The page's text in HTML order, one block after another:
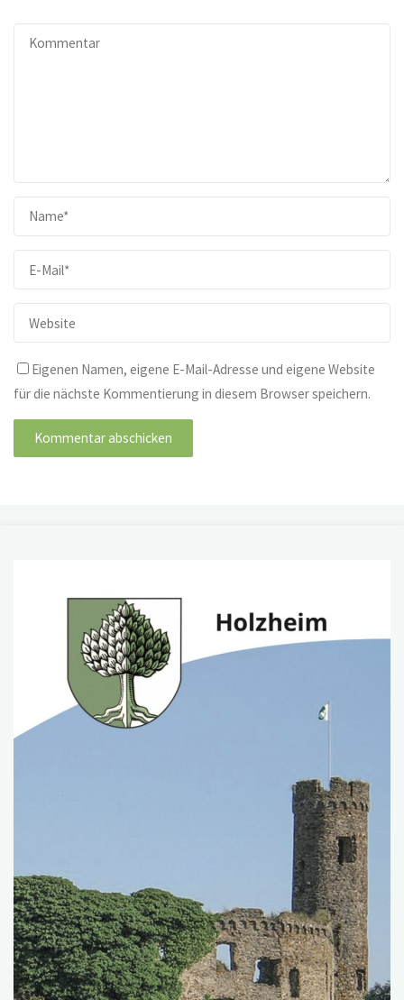
Eigenen Namen, eigene E-Mail-Adresse und eigene Website
für die nächste Kommentierung in diesem Browser speichern.